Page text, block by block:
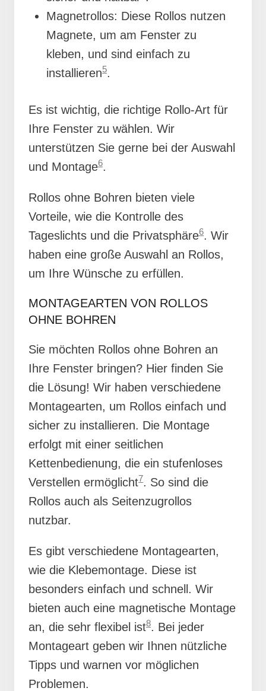
Magnetrollos: Diese Rollos nutzen
Magnete, um am Fenster zu
kleben, und sind einfach zu
installieren5.
Es ist wichtig, die richtige Rollo-Art für
Ihre Fenster zu wählen. Wir
unterstützen Sie gerne bei der Auswahl
und Montage6.
Rollos ohne Bohren bieten viele
Vorteile, wie die Kontrolle des
Tageslichts und die Privatsphäre6. Wir
haben eine große Auswahl an Rollos,
um Ihre Wünsche zu erfüllen.
MONTAGEARTEN VON ROLLOS
OHNE BOHREN
Sie möchten Rollos ohne Bohren an
Ihre Fenster bringen? Hier finden Sie
die Lösung! Wir haben verschiedene
Montagearten, um Rollos einfach und
sicher zu installieren. Die Montage
erfolgt mit einer seitlichen
Kettenbedienung, die ein stufenloses
Verstellen ermöglicht7. So sind die
Rollos auch als Seitenzugrollos
nutzbar.
Es gibt verschiedene Montagearten,
wie die Klebemontage. Diese ist
besonders einfach und schnell. Wir
bieten auch eine magnetische Montage
an, die sehr flexibel ist8. Bei jeder
Montageart geben wir Ihnen nützliche
Tipps und warnen vor möglichen
Problemen.